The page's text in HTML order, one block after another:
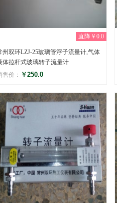
直降￥0.0
州双环LZJ-25玻璃管浮子流量计,气体
体拉杆式玻璃转子流量计
售价： ￥250.0
分
(0)